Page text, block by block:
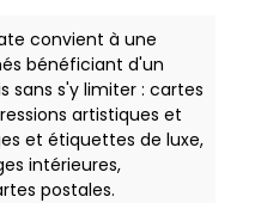
convient à une
bénéficiant d'un
sans s'y limiter : cartes
artistiques et
et étiquettes de luxe,
intérieures,
postales.